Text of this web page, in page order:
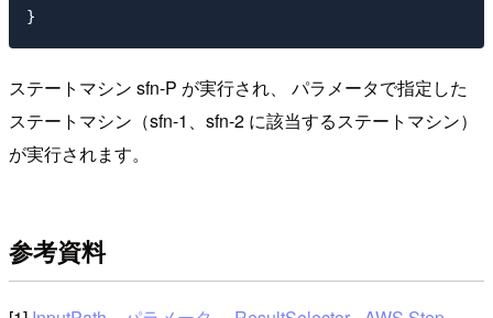
ステートマシン sfn-P が実行され、 パラメータで指定した
ステートマシン（sfn-1、sfn-2 に該当するステートマシン）
が実行されます。
参考資料